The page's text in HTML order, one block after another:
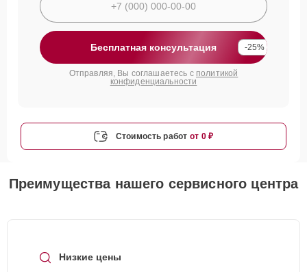
Бесплатная консультация -25%
Отправляя, Вы соглашаетесь с политикой
конфиденциальности
Стоимость работ от 0 ₽
Преимущества нашего сервисного центра
Низкие цены